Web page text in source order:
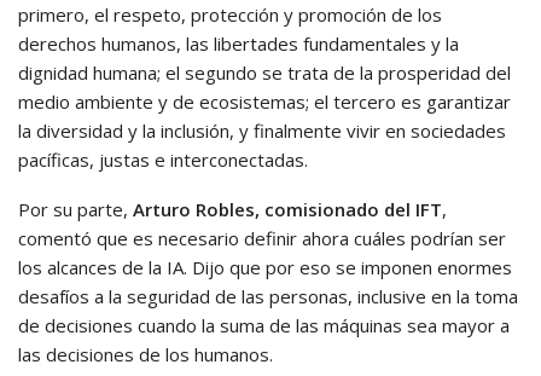
primero, el respeto, protección y promoción de los
derechos humanos, las libertades fundamentales y la
dignidad humana; el segundo se trata de la prosperidad del
medio ambiente y de ecosistemas; el tercero es garantizar
la diversidad y la inclusión, y finalmente vivir en sociedades
pacíficas, justas e interconectadas.
Por su parte, Arturo Robles, comisionado del IFT,
comentó que es necesario definir ahora cuáles podrían ser
los alcances de la IA. Dijo que por eso se imponen enormes
desafíos a la seguridad de las personas, inclusive en la toma
de decisiones cuando la suma de las máquinas sea mayor a
las decisiones de los humanos.